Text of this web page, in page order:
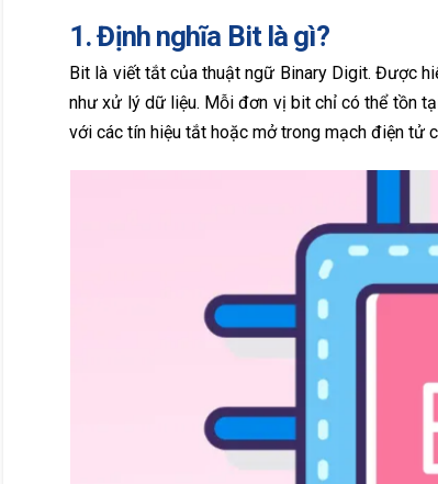
1. Định nghĩa Bit là gì?
Bit là viết tắt của thuật ngữ Binary Digit. Được
như xử lý dữ liệu. Mỗi đơn vị bit chỉ có thể tồn
với các tín hiệu tắt hoặc mở trong mạch điện tử